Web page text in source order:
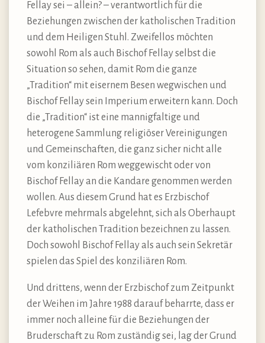
Fellay sei – allein? – verantwortlich für die
Beziehungen zwischen der katholischen Tradition
und dem Heiligen Stuhl. Zweifellos möchten
sowohl Rom als auch Bischof Fellay selbst die
Situation so sehen, damit Rom die ganze
„Tradition“ mit eisernem Besen wegwischen und
Bischof Fellay sein Imperium erweitern kann. Doch
die „Tradition“ ist eine mannigfaltige und
heterogene Sammlung religiöser Vereinigungen
und Gemeinschaften, die ganz sicher nicht alle
vom konziliären Rom weggewischt oder von
Bischof Fellay an die Kandare genommen werden
wollen. Aus diesem Grund hat es Erzbischof
Lefebvre mehrmals abgelehnt, sich als Oberhaupt
der katholischen Tradition bezeichnen zu lassen.
Doch sowohl Bischof Fellay als auch sein Sekretär
spielen das Spiel des konziliären Rom.
Und drittens, wenn der Erzbischof zum Zeitpunkt
der Weihen im Jahre 1988 darauf beharrte, dass er
immer noch alleine für die Beziehungen der
Bruderschaft zu Rom zuständig sei, lag der Grund